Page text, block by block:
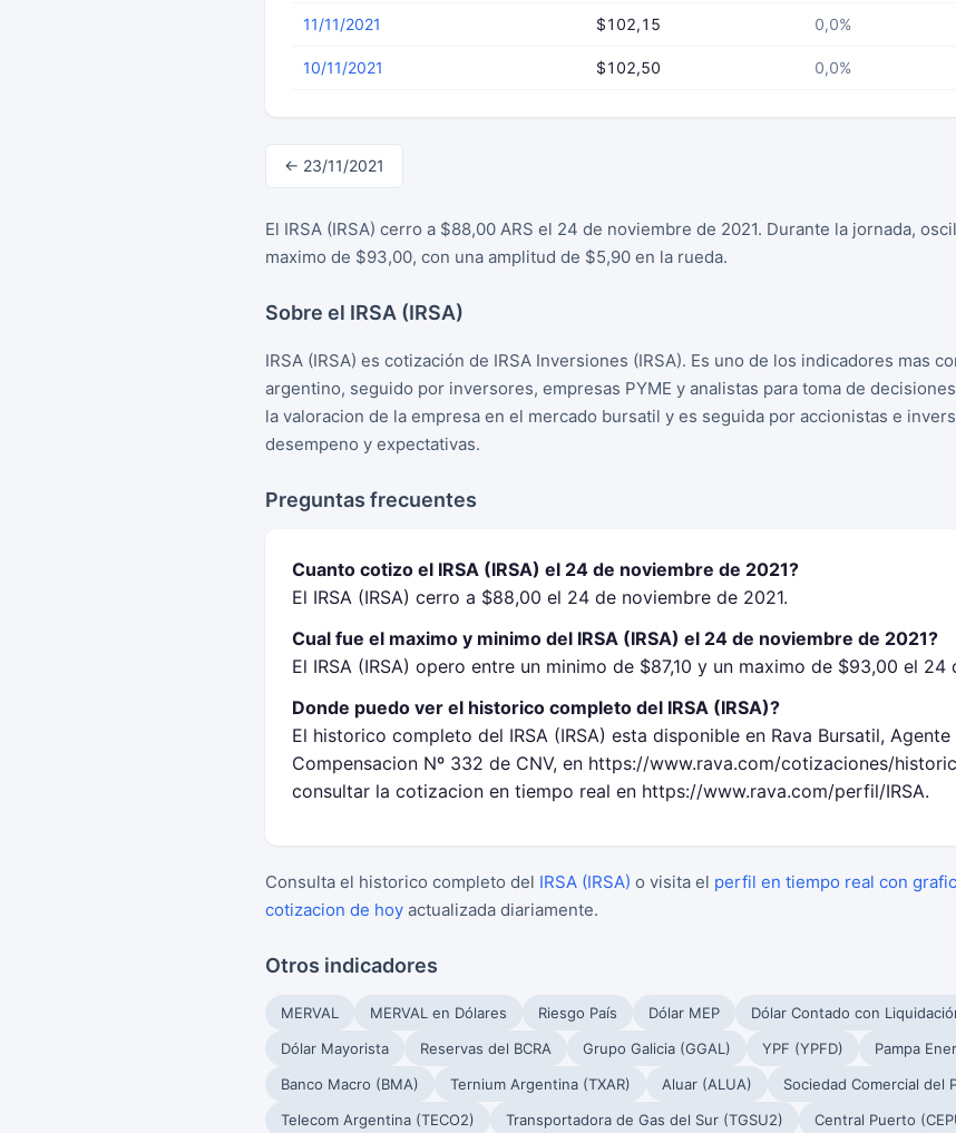
11/11/2021 $102,15 0,0%
10/11/2021 $102,50 0,0%
← 23/11/2021
El IRSA (IRSA) cerro a $88,00 ARS el 24 de noviembre de 2021. Durante la jornada,
maximo de $93,00, con una amplitud de $5,90 en la rueda.
Sobre el IRSA (IRSA)
IRSA (IRSA) es cotización de IRSA Inversiones (IRSA). Es uno de los indicadores mas
argentino, seguido por inversores, empresas PYME y analistas para toma de
la valoracion de la empresa en el mercado bursatil y es seguida por accionistas e
desempeno y expectativas.
Preguntas frecuentes
Cuanto cotizo el IRSA (IRSA) el 24 de noviembre de 2021?
El IRSA (IRSA) cerro a $88,00 el 24 de noviembre de 2021.
Cual fue el maximo y minimo del IRSA (IRSA) el 24 de noviembre de 2021?
El IRSA (IRSA) opero entre un minimo de $87,10 y un maximo de $93,00 el 24
Donde puedo ver el historico completo del IRSA (IRSA)?
El historico completo del IRSA (IRSA) esta disponible en Rava Bursatil,
Compensacion Nº 332 de CNV, en https://www.rava.com/cotizaciones/
consultar la cotizacion en tiempo real en https://www.rava.com/perfil/IRSA.
Consulta el historico completo del IRSA (IRSA) o visita el perfil en tiempo real con
cotizacion de hoy actualizada diariamente.
Otros indicadores
MERVAL MERVAL en Dólares Riesgo País Dólar MEP Dólar Contado con
Dólar Mayorista
Reservas del BCRA Grupo Galicia (GGAL) YPF (YPFD) Pampa
Banco Macro (BMA)
Ternium Argentina (TXAR) Aluar (ALUA)
Sociedad Comercial del
Telecom Argentina (TECO2)
Transportadora de Gas del Sur (TGSU2) Central Puerto